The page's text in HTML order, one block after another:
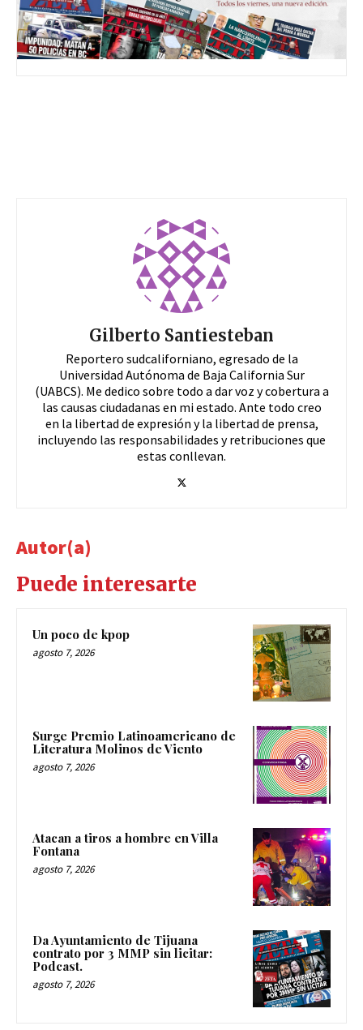
Gilberto Santiesteban
Reportero sudcaliforniano, egresado de la
Universidad Autónoma de Baja California Sur
(UABCS). Me dedico sobre todo a dar voz y cobertura a
las causas ciudadanas en mi estado. Ante todo creo
en la libertad de expresión y la libertad de prensa,
incluyendo las responsabilidades y retribuciones que
estas conllevan.
Autor(a)
Puede interesarte
Un poco de kpop
agosto 7, 2026
Surge Premio Latinoamericano de
Literatura Molinos de Viento
agosto 7, 2026
Atacan a tiros a hombre en Villa
Fontana
agosto 7, 2026
Da Ayuntamiento de Tijuana
contrato por 3 MMP sin licitar:
Podcast.
agosto 7, 2026